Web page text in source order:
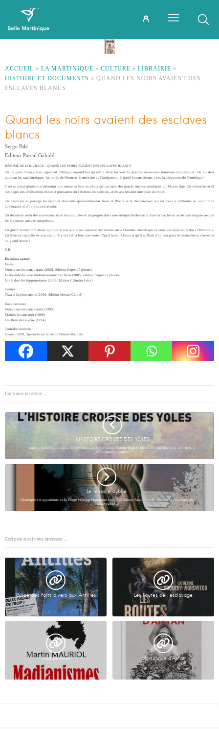
ACCUEIL » LA MARTINIQUE » CULTURE » LIBRAIRIE »
HISTOIRE ET DOCUMENTS » QUAND LES NOIRS AVAIENT DES
ESCLAVES BLANCS
Quand les noirs avaient des esclaves
blancs
Serge Bilé
Editeur Pascal Galodé
RÉSUMÉ DE L’OUVRAGE : QUAND LES NOIRS AVAIENT DES ESCLAVES BLANCS
On ne peut s’imaginer en regardant l’Afrique aujourd’hui qu’elle a été le berceau de grandes inventions humaines et politiques. On lui doit
pourtant les mathématiques, les droits de l’homme, le ministère de l’intégration, la parité homme femme, voire la découverte de l’Amérique !
C’est ce passé glorieux et méconnu que retrace ce livre en plongeant au cœur des grands empires soudanais du Moyen Âge. On découvre au fil
des pages des civilisations riches et puissantes où l’écriture, les sciences, et les arts tenaient une place de choix.
On découvre au passage les rapports étonnants qu’entretenaient Noirs et Blancs et le cheminement qui les mena à s’affronter au nom d’une
domination et d’un pouvoir absolu.
On découvre enfin des souverains épris de conquêtes et de progrès dans une Afrique flamboyante dont la marche en avant sera stoppée net par
les invasions arabe et européenne.
Un grand moment d’histoire qui tord le cou aux idées reçues et aux clichés sur « l’homme africain qui ne serait pas assez entré dans l’Histoire ».
Un livre qui rappelle en tout cas qu’il y eut bel et bien une sorte d’âge d’or en Afrique et qu’il suffirait d’un rien pour le ressusciter et s’inventer
un grand avenir !
S.B
Du même auteur
Essais :
Noirs dans les camps nazis (2005, Edition Serpent à plumes)
La légende du sexe surdimensionné des Noirs (2005, Edition Serpent à plumes)
Sur le dos des hippopotames (2006, Edition Calmann-Lévy)
Contes :
Tiwa et la pierre miroir (2006, Edition Monde Global)
Documentaires :
Noirs dans les camps nazis (1995)
Maurice le saint noir (1998)
Les Boni de Guyane (1994)
Comédie musicale :
Soweto 2008, Spectacle sur la vie de Nelson Mandela
Continuer la lecture ...
L’HISTOIRE CROISEE DES YOLES
Auteur: André Quion-Quion Éditer: Éditions Orphie Genre: Histoire Format: 245 x 165 mm Nbre de p. 203 Reliure:
Couverture couleurs…
Le miracle oublié
Chronique des apparitions de la Vierge Marie en Martinique Serge Bilé Editeur Pascal Galodé Résumé de l’ouvrage : Le
miracle oublié…
Ceci peut aussi vous intéresser ...
Guide des faits divers aux Antilles Les Routes de l’esclavage
Madianismes Martinique d’Antan